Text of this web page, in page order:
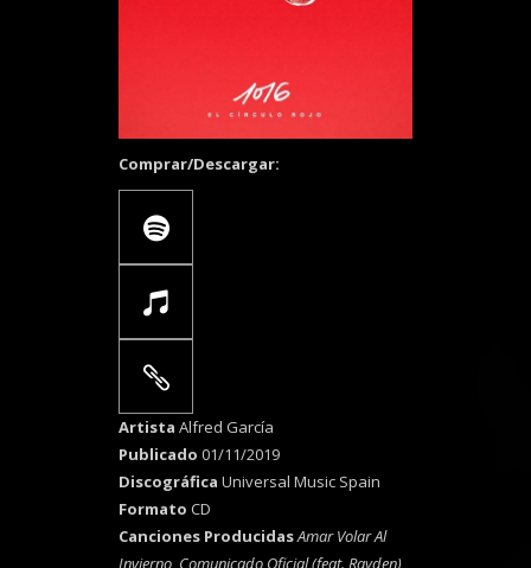
Comprar/Descargar:
Artista Alfred García
Publicado 01/11/2019
Discográfica Universal Music Spain
Formato CD
Canciones ProducidasAmar Volar Al
Invierno, Comunicado Oficial (feat. Rayden),